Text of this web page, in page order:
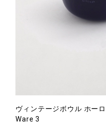
ヴィンテージボウル ホー
Ware 3